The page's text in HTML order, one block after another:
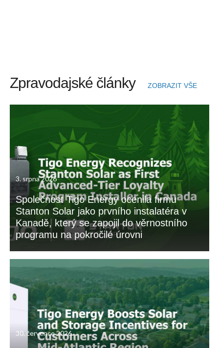
Zpravodajské články ZOBRAZIT VŠE
3. srpna 2026
Společnost Tigo Energy ocenila firmu
Stanton Solar jako prvního instalatéra v
Kanadě, který se zapojil do věrnostního
programu na pokročilé úrovni
30. července 2026